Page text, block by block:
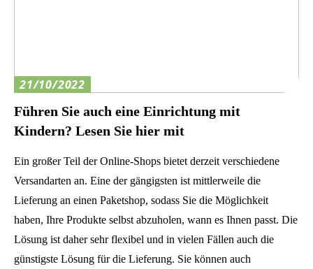
21/10/2022
Führen Sie auch eine Einrichtung mit
Kindern? Lesen Sie hier mit
Ein großer Teil der Online-Shops bietet derzeit verschiedene
Versandarten an. Eine der gängigsten ist mittlerweile die
Lieferung an einen Paketshop, sodass Sie die Möglichkeit
haben, Ihre Produkte selbst abzuholen, wann es Ihnen passt. Die
Lösung ist daher sehr flexibel und in vielen Fällen auch die
günstigste Lösung für die Lieferung. Sie können auch